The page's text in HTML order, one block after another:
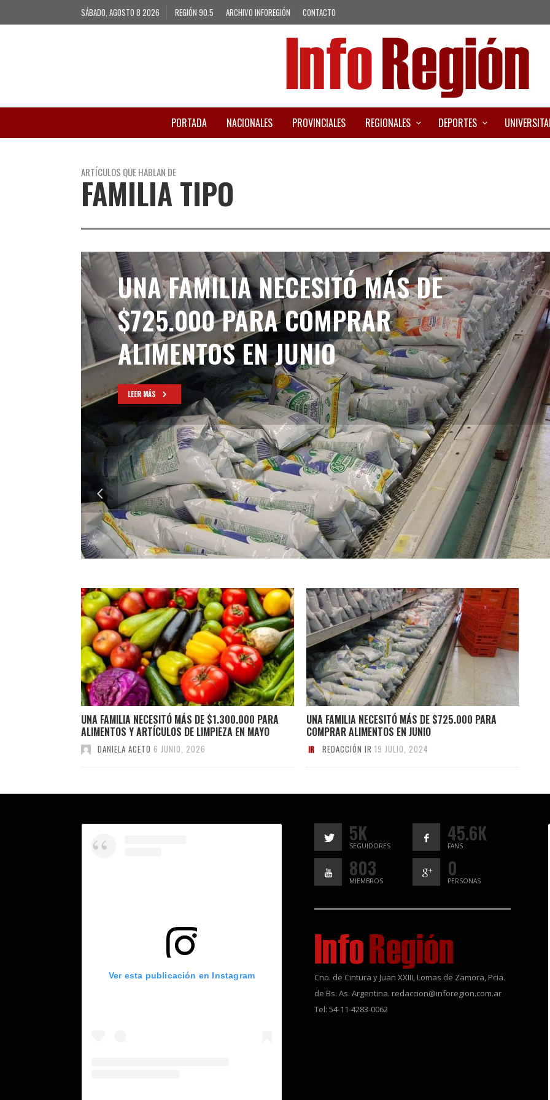
SÁBADO, AGOSTO 8 2026 REGIÓN 90.5 ARCHIVO INFOREGIÓN CONTACTO
PORTADA NACIONALES PROVINCIALES REGIONALES DEPORTES
ARTÍCULOS QUE HABLAN DE
FAMILIA TIPO
UNA FAMILIA NECESITÓ MÁS DE
$725.000 PARA COMPRAR
ALIMENTOS EN JUNIO
LEER MÁS
UNA FAMILIA NECESITÓ MÁS DE $1.300.000 PARA
ALIMENTOS Y ARTÍCULOS DE LIMPIEZA EN MAYO
DANIELA ACETO 6 JUNIO, 2026
UNA FAMILIA NECESITÓ MÁS DE $725.000 PARA
COMPRAR ALIMENTOS EN JUNIO
REDACCIÓN IR 19 JULIO, 2024
Ver esta publicación en Instagram
5K
SEGUIDORES
45.6K
FANS
803
MIEMBROS
0
PERSONAS
Cno. de Cintura y Juan XXIII, Lomas de Zamora, Pcia.
de Bs. As. Argentina. redaccion@inforegion.com.ar
Tel: 54-11-4283-0062